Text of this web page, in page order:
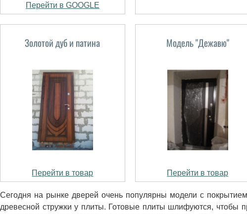
Перейти в GOOGLE
Золотой дуб и патина
Перейти в товар
Модель "Дежавю"
Перейти в товар
Сегодня на рынке дверей очень популярны модели с
древесной стружки у плиты. Готовые плиты шлифуются, чтобы